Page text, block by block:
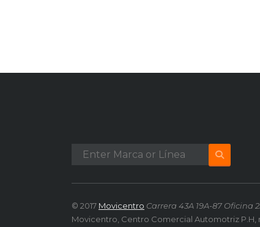
© 2017 Movicentro Carrera 43A 19A-87
Movicentro, Centro Comercial Automotriz